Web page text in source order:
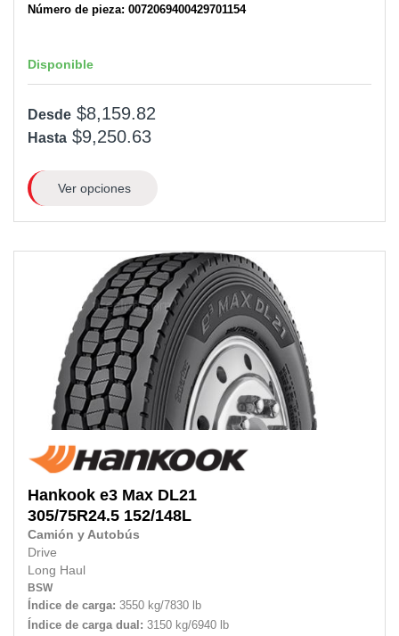
Número de pieza: 0072069400429701154
Disponible
Desde $8,159.82
Hasta $9,250.63
Ver opciones
Hankook e3 Max DL21
305/75R24.5 152/148L
Camión y Autobús
Drive
Long Haul
BSW
Índice de carga: 3550 kg/7830 lb
Índice de carga dual: 3150 kg/6940 lb